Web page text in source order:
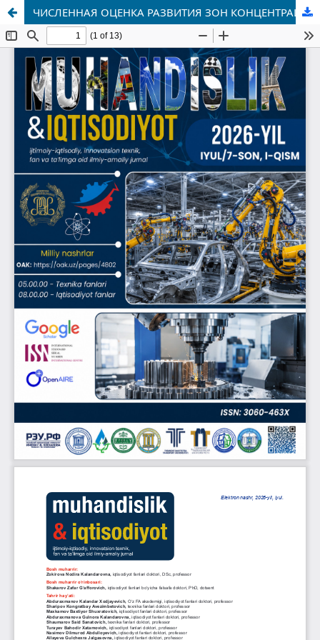
ЧИСЛЕННАЯ ОЦЕНКА РАЗВИТИЯ ЗОН КОНЦЕНТРАЦИИ НАПРЯЖЕНИЙ В МАССИВЕ ГОРНЫХ ПОРОД ПРИ ВЛИЯНИИ ПРОЦЕССОВ ДОБЫЧИ В УСЛОВИЯХ РУДНИКА «КЫЗЫЛ-АЛМА».